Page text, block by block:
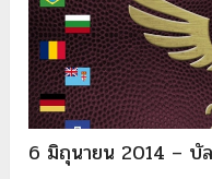
6 มิถุนายน 2014 – บั